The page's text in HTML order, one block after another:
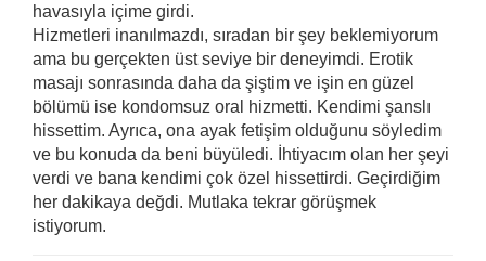
havasıyla içime girdi.
Hizmetleri inanılmazdı, sıradan bir şey beklemiyorum
ama bu gerçekten üst seviye bir deneyimdi. Erotik
masajı sonrasında daha da şiştim ve işin en güzel
bölümü ise kondomsuz oral hizmetti. Kendimi şanslı
hissettim. Ayrıca, ona ayak fetişim olduğunu söyledim
ve bu konuda da beni büyüledi. İhtiyacım olan her şeyi
verdi ve bana kendimi çok özel hissettirdi. Geçirdiğim
her dakikaya değdi. Mutlaka tekrar görüşmek
istiyorum.